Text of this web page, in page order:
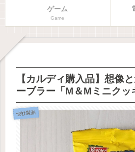
ゲーム
Game
【カルディ購入品】想像
ーブラー「M＆Mミニクッ
他社製品